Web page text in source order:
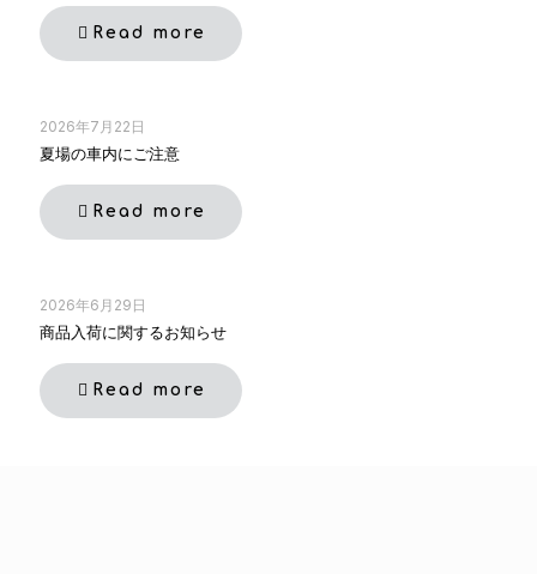
Read more
2026年7月22日
夏場の車内にご注意
Read more
2026年6月29日
商品入荷に関するお知らせ
Read more